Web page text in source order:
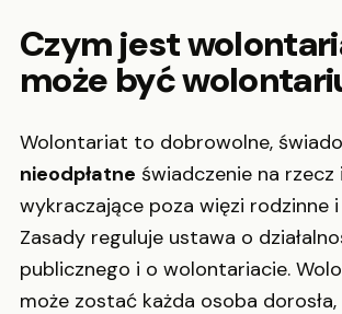
Czym jest
może być
Wolontariat to dobrowolne,
nieodpłatne świadczenie na rzecz
wykraczające poza więzi rodzinne i
Zasady reguluje ustawa o
publicznego i o wolontariacie.
może zostać każda osoba